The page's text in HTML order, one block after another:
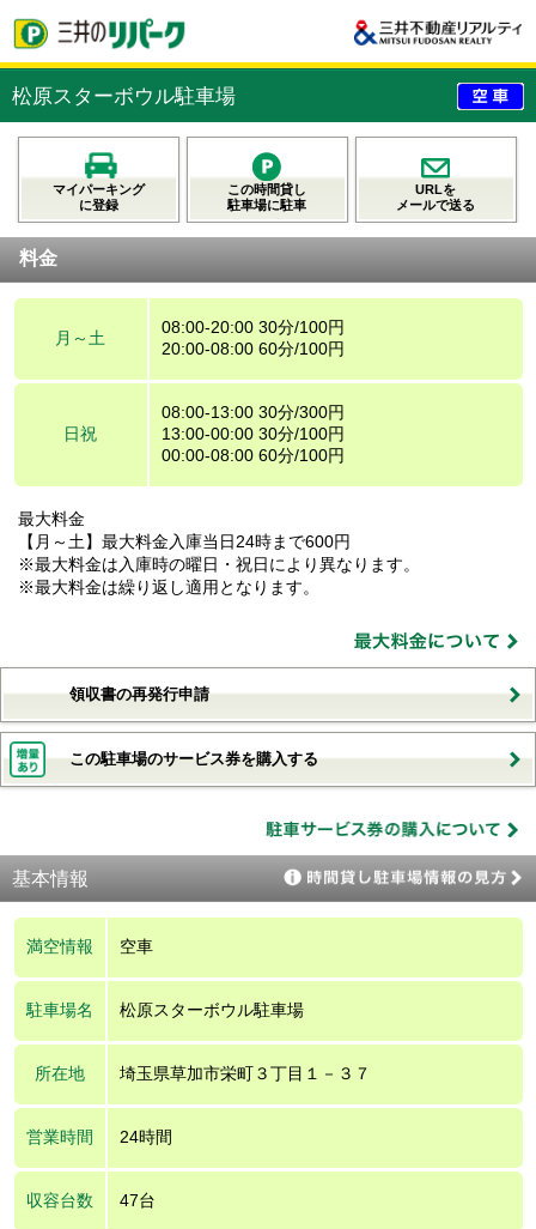
松原スターボウル駐車場
マイパーキング
に登録
この時間貸し
駐車場に駐車
URLを
メールで送る
料金
月～土
08:00-20:00 30分/100円
20:00-08:00 60分/100円
日祝
08:00-13:00 30分/300円
13:00-00:00 30分/100円
00:00-08:00 60分/100円
最大料金
【月～土】最大料金入庫当日24時まで600円
※最大料金は入庫時の曜日・祝日により異なります。
※最大料金は繰り返し適用となります。
領収書の再発行申請
この駐車場のサービス券を購入する
基本情報
満空情報 空車
駐車場名 松原スターボウル駐車場
所在地 埼玉県草加市栄町３丁目１－３７
営業時間 24時間
収容台数 47台